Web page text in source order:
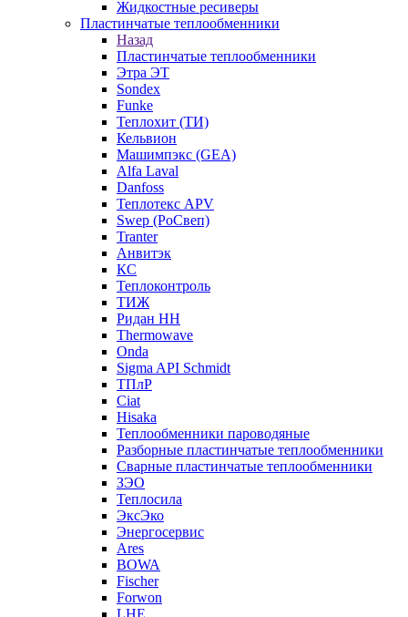
Жидкостные ресиверы
Пластинчатые теплообменники
Назад
Пластинчатые теплообменники
Этра ЭТ
Sondex
Funke
Теплохит (ТИ)
Кельвион
Машимпэкс (GEA)
Alfa Laval
Danfoss
Теплотекс APV
Swep (РоСвеп)
Tranter
Анвитэк
КС
Теплоконтроль
ТИЖ
Ридан НН
Thermowave
Onda
Sigma API Schmidt
ТПлР
Ciat
Hisaka
Теплообменники пароводяные
Разборные пластинчатые теплообменники
Сварные пластинчатые теплообменники
ЗЭО
Теплосила
ЭксЭко
Энергосервис
Ares
BOWA
Fischer
Forwon
LHE